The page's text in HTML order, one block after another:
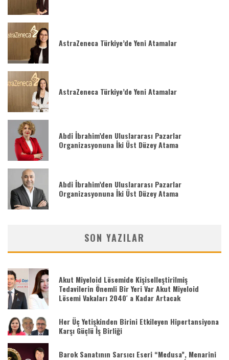
AstraZeneca Türkiye’de Yeni Atamalar
AstraZeneca Türkiye’de Yeni Atamalar
Abdi İbrahim’den Uluslararası Pazarlar
Organizasyonuna İki Üst Düzey Atama
Abdi İbrahim’den Uluslararası Pazarlar
Organizasyonuna İki Üst Düzey Atama
SON YAZILAR
Akut Miyeloid Lösemide Kişiselleştirilmiş
Tedavilerin Önemli Bir Yeri Var Akut Miyeloid
Lösemi Vakaları 2040′ a Kadar Artacak
Her Üç Yetişkinden Birini Etkileyen Hipertansiyona
Karşı Güçlü İş Birliği
Barok Sanatının Sarsıcı Eseri “Medusa”, Menarini